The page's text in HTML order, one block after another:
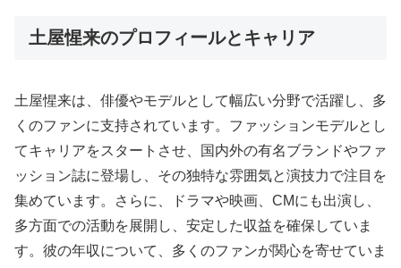
土屋惺来のプロフィールとキャリア
土屋惺来は、俳優やモデルとして幅広い分野で活躍し、多
くのファンに支持されています。ファッションモデルとし
てキャリアをスタートさせ、国内外の有名ブランドやファ
ッション誌に登場し、その独特な雰囲気と演技力で注目を
集めています。さらに、ドラマや映画、CMにも出演し、
多方面での活動を展開し、安定した収益を確保していま
す。彼の年収について、多くのファンが関心を寄せていま